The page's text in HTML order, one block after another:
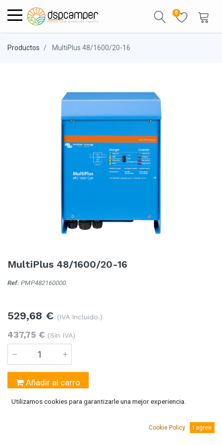
0
Productos MultiPlus 48/1600/20-16
MultiPlus 48/1600/20-16
Ref. PMP482160000
529,68 € (IVA Incluido.)
437,75 € (Sin IVA)
Añadir al carro
Temporalmente sin existencias
Se puede solicitar bajo pedido 5-10 días laborables
Utilizamos cookies para garantizarle una mejor experiencia.
Cookie Policy I agree